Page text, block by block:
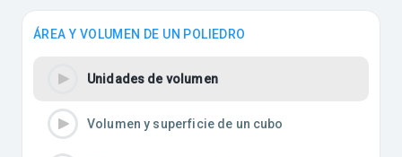
ÁREA Y VOLUMEN DE UN POLIEDRO
Unidades de volumen
Volumen y superficie de un cubo